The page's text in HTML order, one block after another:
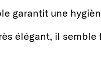
garantit une
élégant, il semble